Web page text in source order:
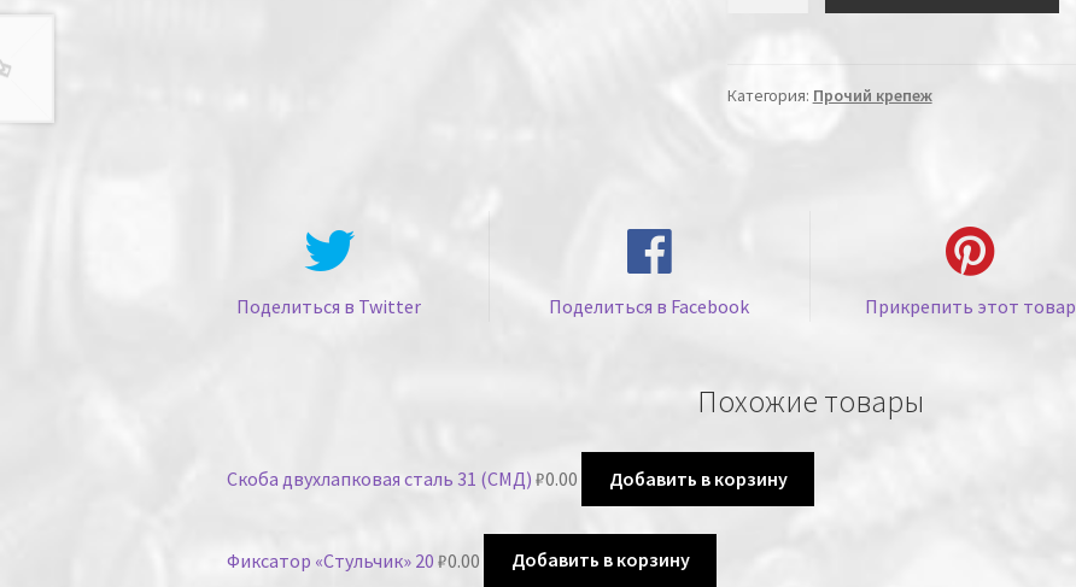
Категория: Прочий крепеж
Поделиться в Twitter Поделиться в Facebook Прикрепить этот товар
Похожие товары
Скоба двухлапковая сталь 31 (СМД) ₽0.00 Добавить в корзину
Фиксатор «Стульчик» 20 ₽0.00 Добавить в корзину